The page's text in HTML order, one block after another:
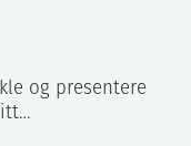
og presentere